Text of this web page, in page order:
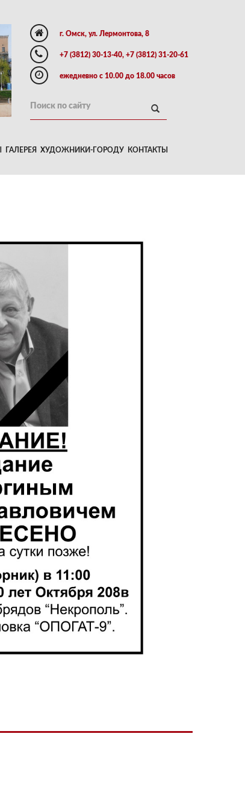
г. Омск, ул. Лермонтова, 8
+7 (3812) 30-13-40, +7 (3812) 31-20-61
ежедневно с 10.00 до 18.00 часов
ГАЛЕРЕЯ ХУДОЖНИКИ-ГОРОДУ КОНТАКТЫ